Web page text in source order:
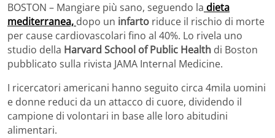
BOSTON – Mangiare più sano, seguendo la dieta
mediterranea, dopo un infarto riduce il rischio di morte
per cause cardiovascolari fino al 40%. Lo rivela uno
studio della Harvard School of Public Health di Boston
pubblicato sulla rivista JAMA Internal Medicine.
I ricercatori americani hanno seguito circa 4mila uomini
e donne reduci da un attacco di cuore, dividendo il
campione di volontari in base alle loro abitudini
alimentari.